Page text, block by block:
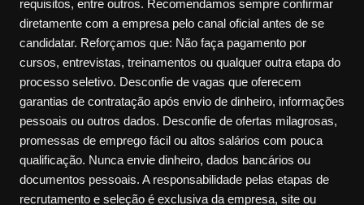
requisitos, entre outros. Recomendamos sempre confirmar
diretamente com a empresa pelo canal oficial antes de se
candidatar. Reforçamos que: Não faça pagamento por
cursos, entrevistas, treinamentos ou qualquer outra etapa do
processo seletivo. Desconfie de vagas que oferecem
garantias de contratação após envio de dinheiro, informações
pessoais ou outros dados. Desconfie de ofertas milagrosas,
promessas de emprego fácil ou altos salários com pouca
qualificação. Nunca envie dinheiro, dados bancários ou
documentos pessoais. A responsabilidade pelas etapas de
recrutamento e seleção é exclusiva da empresa, site ou